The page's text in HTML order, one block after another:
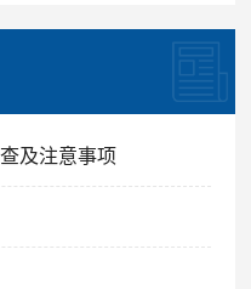
及注意事项